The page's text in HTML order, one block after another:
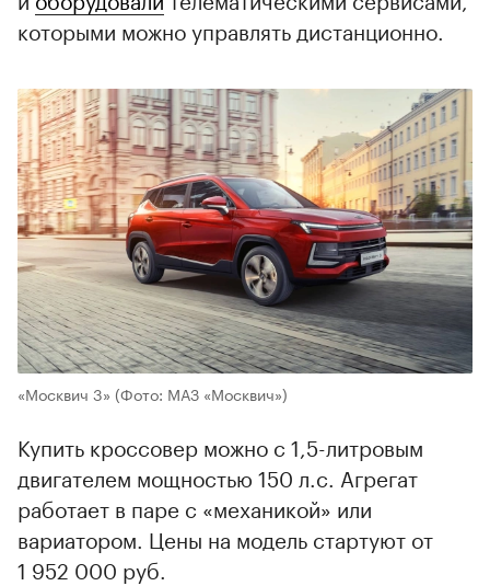
которыми можно управлять дистанционно.
«Москвич 3» (Фото: МАЗ «Москвич»)
Купить кроссовер можно с 1,5-литровым
двигателем мощностью 150 л.с. Агрегат
работает в паре с «механикой» или
вариатором. Цены на модель стартуют от
1 952 000 руб.